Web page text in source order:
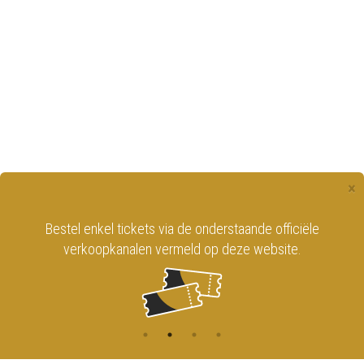
×
Bestel enkel tickets via de onderstaande officiële
verkoopkanalen vermeld op deze website.